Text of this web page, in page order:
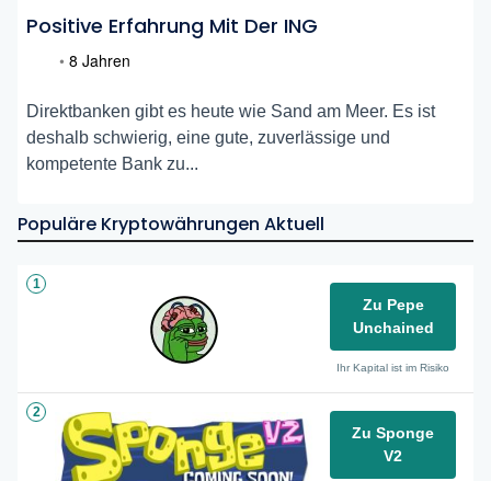
Positive Erfahrung Mit Der ING
• 8 Jahren
Direktbanken gibt es heute wie Sand am Meer. Es ist
deshalb schwierig, eine gute, zuverlässige und
kompetente Bank zu...
Populäre Kryptowährungen Aktuell
1
Zu Pepe
Unchained
Ihr Kapital ist im Risiko
2
Zu Sponge
V2